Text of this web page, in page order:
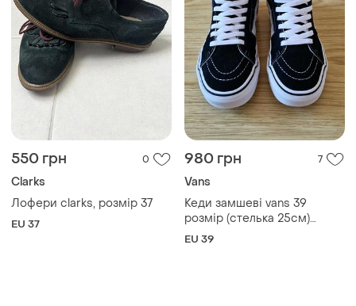
550 грн 0
Clarks
Лофери clarks, розмір 37
EU 37
980 грн 7
Vans
Кеди замшеві vans 39
розмір (стелька 25см)
original
EU 39